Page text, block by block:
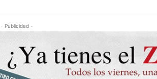
- Publicidad -